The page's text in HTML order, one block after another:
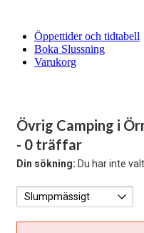
Öppettider och tidtabell
Boka Slussning
Varukorg
Övrig Camping i
- 0 träffar
Din sökning: Du har inte